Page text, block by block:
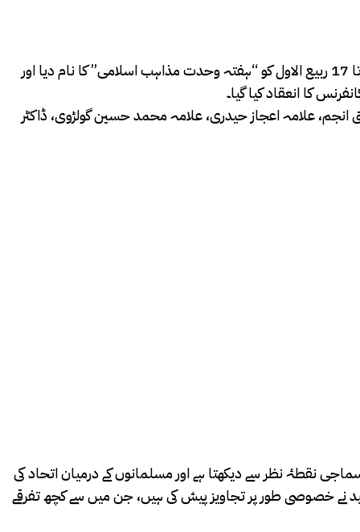
لاہور ( طیبہ بخاری سے ) جشن ولادت باسعادت خاتم المرسلین حضرت محمد مصطفیٰ ﷺکے موقع پر اسلامی جمہوریہ ایران نے 12 تا 17 ربیع الاول کو “ہفتہ وحدت مذاہب اسلامی” کا نام دیا اور
کا انعقاد کیا گیا۔
علامہ اعجاز حیدری، علامہ محمد حسین گولڑوی، ڈاکٹر
نقطۂ نظر سے دیکھتا ہے اور مسلمانوں کے درمیان اتحاد کی
مجید نے خصوصی طور پر تجاویز پیش کی ہیں، جن میں سے کچھ تفرقے